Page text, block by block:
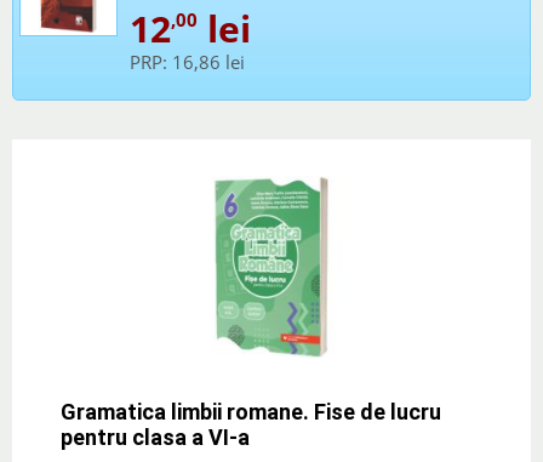
12,00 lei
PRP: 16,86 lei
Gramatica limbii romane. Fise de lucru
pentru clasa a VI-a